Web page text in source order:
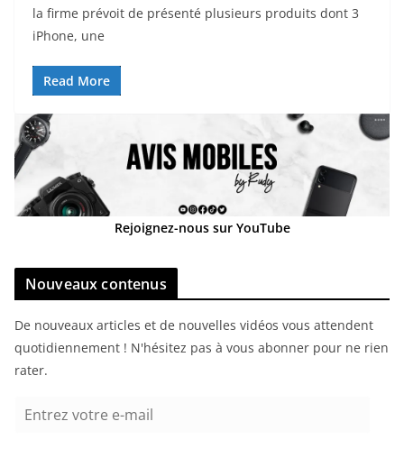
la firme prévoit de présenté plusieurs produits dont 3
iPhone, une
Read More
Rejoignez-nous sur YouTube
Nouveaux contenus
De nouveaux articles et de nouvelles vidéos vous attendent
quotidiennement ! N'hésitez pas à vous abonner pour ne rien
rater.